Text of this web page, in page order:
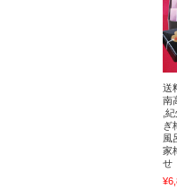
送
南
,
ぎ
風
家
せ